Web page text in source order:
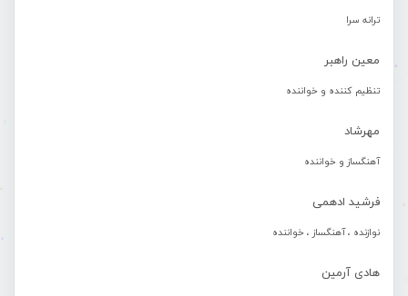
ترانه سرا
معین راهبر
تنظیم کننده و خواننده
مهرشاد
آهنگساز و خواننده
فرشید ادهمی
نوازنده ، آهنگساز ، خواننده
هادی آرمین